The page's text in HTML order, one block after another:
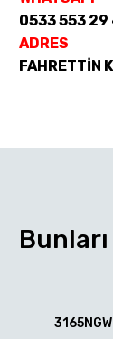
0533 553 29
ADRES
FAHRETTİN